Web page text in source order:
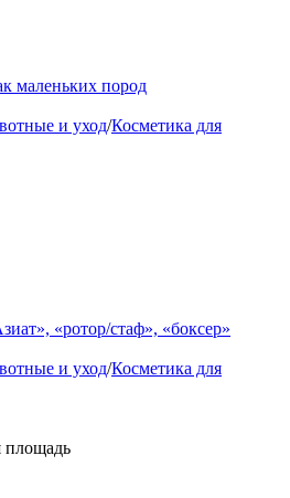
маленьких пород
и уход/Косметика для
«ротор/стаф», «боксер»
и уход/Косметика для
площадь